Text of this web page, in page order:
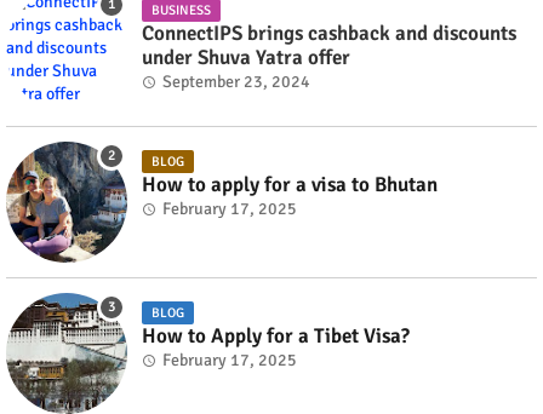
BUSINESS
ConnectIPS brings cashback and discounts
under Shuva Yatra offer
September 23, 2024
BLOG
How to apply for a visa to Bhutan
February 17, 2025
BLOG
How to Apply for a Tibet Visa?
February 17, 2025